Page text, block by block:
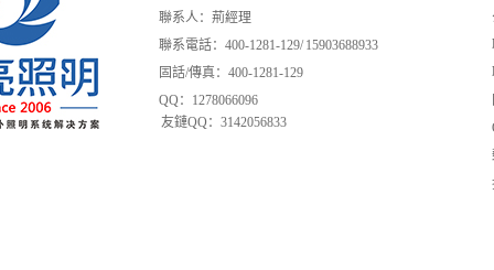
聯系人：荊經理
聯系電話：400-1281-129/ 15903688933
固話/傳真：400-1281-129
QQ：1278066096
友鏈QQ：3142056833